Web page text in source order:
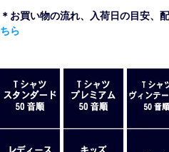
＊お買い物の流れ、入荷日の目安、
ちら